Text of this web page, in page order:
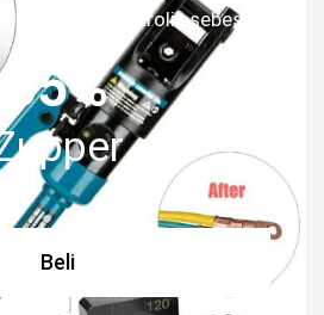
tang hidrolik sebesar
35%
Beli